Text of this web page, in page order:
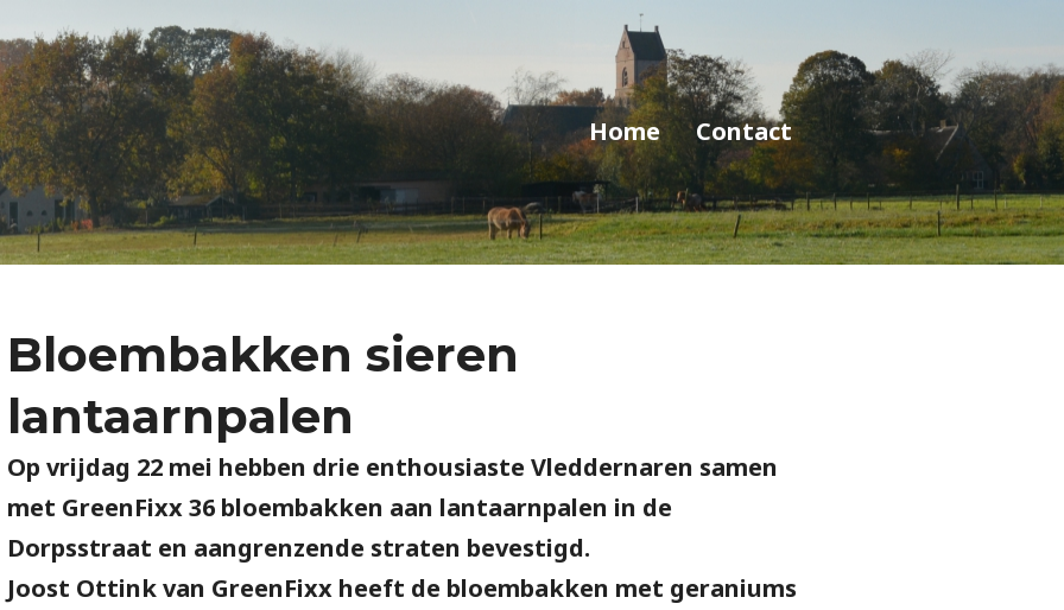
Home Contact
Bloembakken sieren
lantaarnpalen
Op vrijdag 22 mei hebben drie enthousiaste Vleddernaren samen
met GreenFixx 36 bloembakken aan lantaarnpalen in de
Dorpsstraat en aangrenzende straten bevestigd.
Joost Ottink van GreenFixx heeft de bloembakken met geraniums